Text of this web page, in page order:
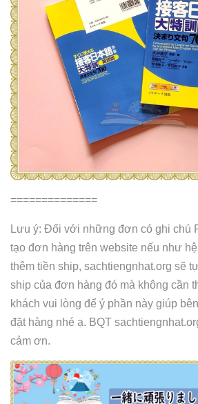
==============
Lưu ý: Đối với những đơn có ghi chú
tạo đơn hàng trên website nếu như
thêm tiền ship, sachtiengnhat.org sẽ
ship của đơn hàng đó mà không cần
khách vui lòng để ý phần này giúp
đặt hàng nhé ạ. BQT
cảm ơn.